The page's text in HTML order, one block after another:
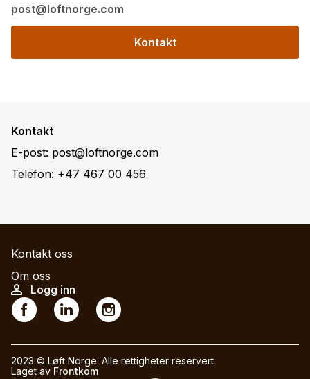
post@loftnorge.com
Kontakt
Kontakt
E-post: post@loftnorge.com
Telefon: +47 467 00 456
M
a
i
n
a
v
Kontakt oss
Om oss
U
s
r
a
Logg inn
S
o
c
i
2023 © Løft Norge. Alle rettigheter reservert.
Laget av Frontkom